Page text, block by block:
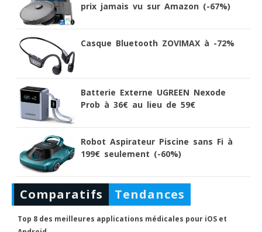
prix jamais vu sur Amazon (-67%)
Casque Bluetooth ZOVIMAX à -72%
Batterie Externe UGREEN Nexode
Prob à 36€ au lieu de 59€
Robot Aspirateur Piscine sans Fi à
199€ seulement (-60%)
Comparatifs Tendances
Top 8 des meilleures applications médicales pour iOS et